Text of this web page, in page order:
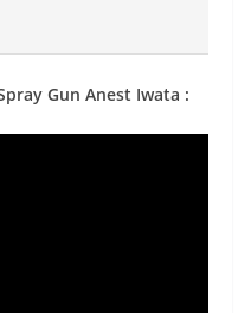
Gun Anest Iwata :